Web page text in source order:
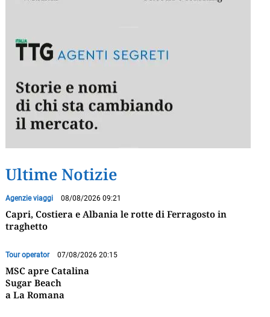
Ultime Notizie
Agenzie viaggi 08/08/2026 09:21
Capri, Costiera e Albania le rotte di Ferragosto in
traghetto
Tour operator 07/08/2026 20:15
MSC apre Catalina
Sugar Beach
a La Romana